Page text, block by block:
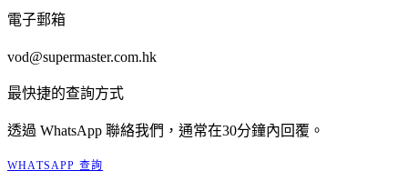
電子郵箱
vod@supermaster.com.hk
最快捷的查詢方式
透過 WhatsApp 聯絡我們，通常在30分鐘內回覆。
WHATSAPP 查詢